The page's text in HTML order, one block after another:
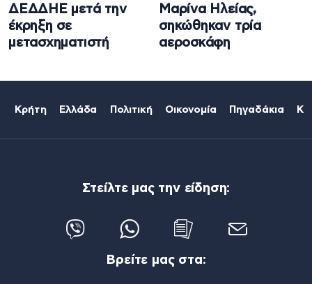
ΔΕΔΔΗΕ μετά την
έκρηξη σε
μετασχηματιστή
Μαρίνα Ηλείας,
σηκώθηκαν τρία
αεροσκάφη
Κρήτη Ελλάδα Πολιτική Οικονομία Πηγαδάκια
Στείλτε μας την είδηση:
Βρείτε μας στα: